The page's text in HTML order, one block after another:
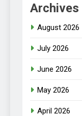
Archives
August 2026
July 2026
June 2026
May 2026
April 2026